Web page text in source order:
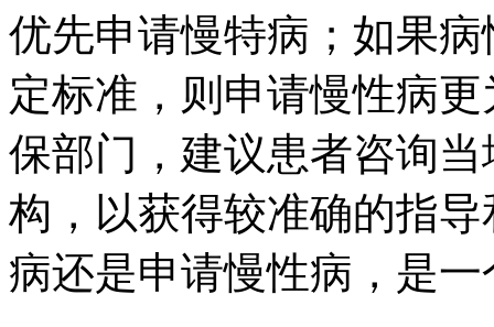
优先申请慢特病；如果
定标准，则申请慢性病
保部门，建议患者咨询
构，以获得较准确的指
病还是申请慢性病，是